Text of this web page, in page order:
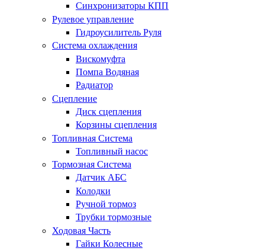
Синхронизаторы КПП
Рулевое управление
Гидроусилитель Руля
Система охлаждения
Вискомуфта
Помпа Водяная
Радиатор
Сцепление
Диск сцепления
Корзины сцепления
Топливная Система
Топливный насос
Тормозная Система
Датчик АБС
Колодки
Ручной тормоз
Трубки тормозные
Ходовая Часть
Гайки Колесные